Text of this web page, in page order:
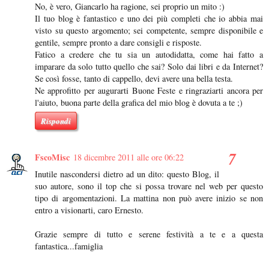
No, è vero, Giancarlo ha ragione, sei proprio un mito :)
Il tuo blog è fantastico e uno dei più completi che io abbia mai
visto su questo argomento; sei competente, sempre disponibile e
gentile, sempre pronto a dare consigli e risposte.
Fatico a credere che tu sia un autodidatta, come hai fatto a
imparare da solo tutto quello che sai? Solo dai libri e da Internet?
Se così fosse, tanto di cappello, devi avere una bella testa.
Ne approfitto per augurarti Buone Feste e ringraziarti ancora per
l'aiuto, buona parte della grafica del mio blog è dovuta a te ;)
Rispondi
FscoMisc 18 dicembre 2011 alle ore 06:22
Inutile nascondersi dietro ad un dito: questo Blog, il
suo autore, sono il top che si possa trovare nel web per questo
tipo di argomentazioni. La mattina non può avere inizio se non
entro a visionarti, caro Ernesto.
Grazie sempre di tutto e serene festività a te e a questa
fantastica...famiglia